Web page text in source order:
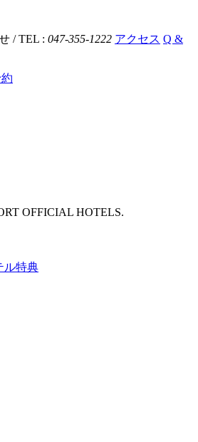
/ TEL : 047-355-1222 アクセス Q &
OFFICIAL HOTELS.
ル特典